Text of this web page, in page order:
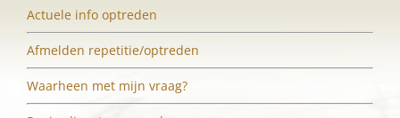
Actuele info optreden
Afmelden repetitie/optreden
Waarheen met mijn vraag?